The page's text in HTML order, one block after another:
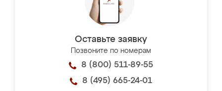
Оставьте заявку
Позвоните по номерам
8 (800) 511-89-55
8 (495) 665-24-01